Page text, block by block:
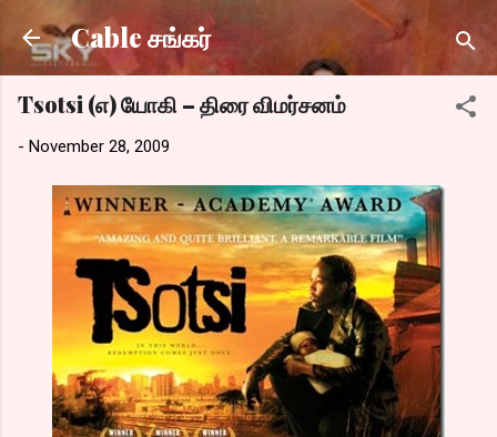
Skip to main content
Cable சங்கர்
Tsotsi (எ) யோகி – திரை விமர்சனம்
- November 28, 2009